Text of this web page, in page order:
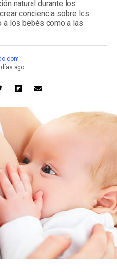
natural durante los
conciencia sobre los
a los bebés como a las
días ago